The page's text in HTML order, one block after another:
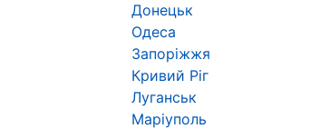
Донецьк
Одеса
Запоріжжя
Кривий Ріг
Луганськ
Маріуполь